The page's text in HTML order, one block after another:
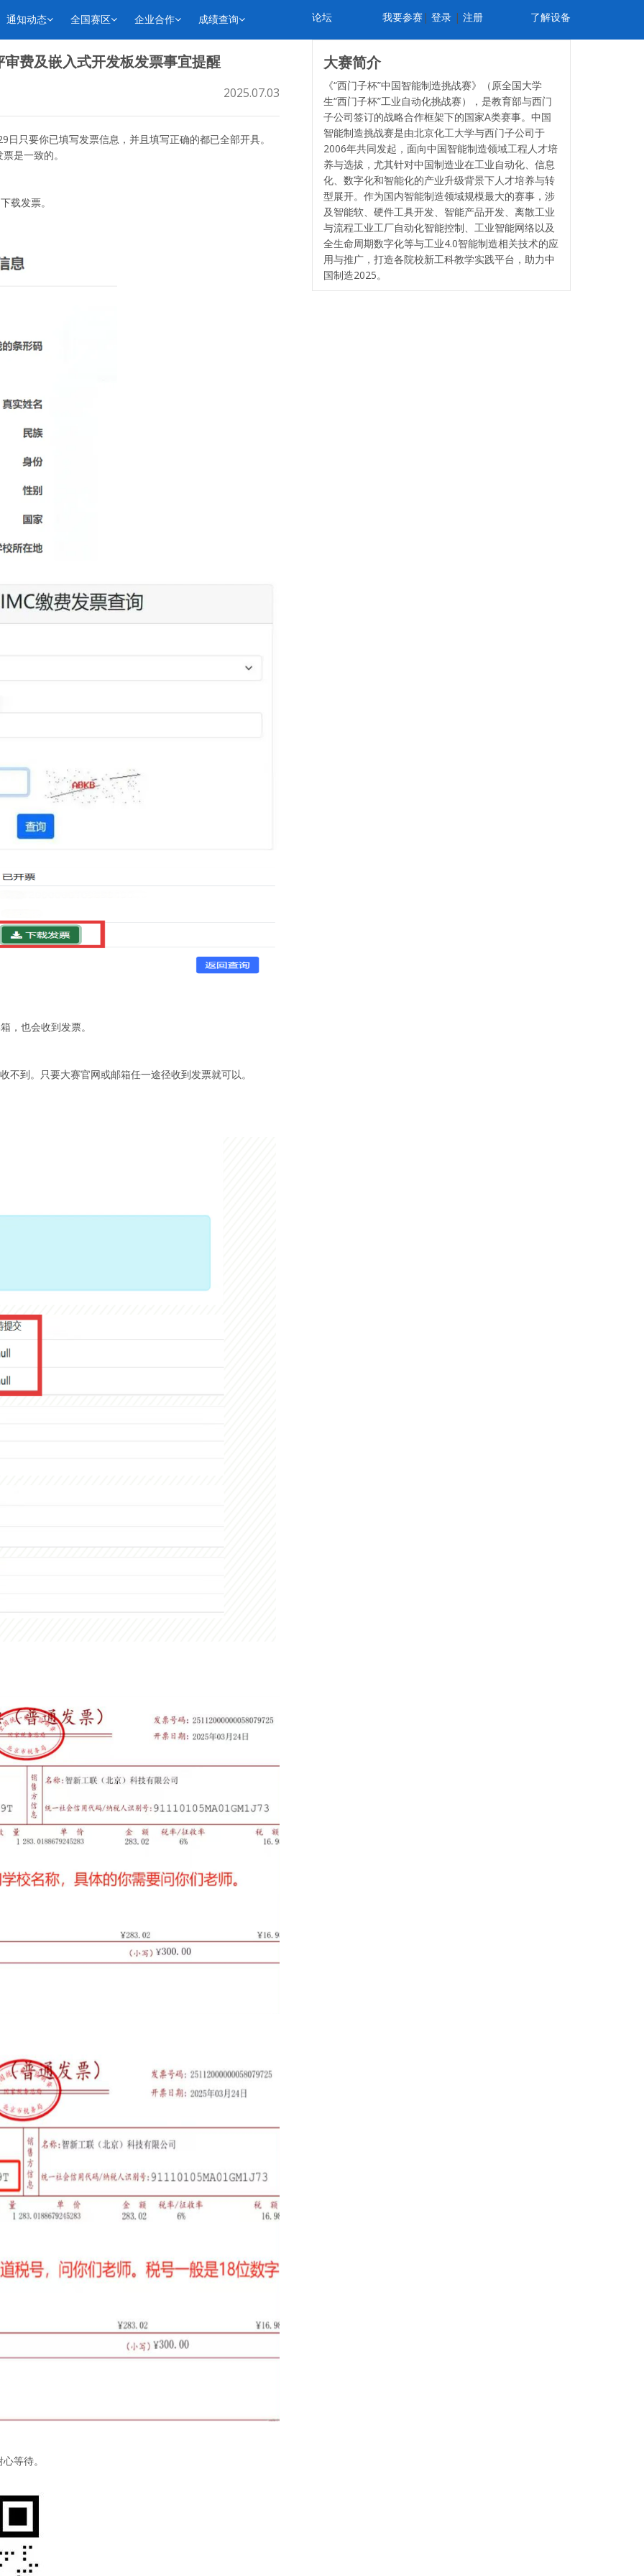
通知动态 全国赛区 企业合作 成绩查询 论坛 我要参赛| 登录| 注册 了解设备
费及嵌入式开发板发票事宜提醒
2025.07.03
只要你已填写发票信息，并且填写正确的都已全部开具。
是一致的。
载发票。
，也会收到发票。
到。只要大赛官网或邮箱任一途径收到发票就可以。
等待。
大赛简介
《“西门子杯”中国智能制造挑战赛》（原全国大学
生“西门子杯”工业自动化挑战赛），是教育部与西门
子公司签订的战略合作框架下的国家A类赛事。中国
智能制造挑战赛是由北京化工大学与西门子公司于
2006年共同发起，面向中国智能制造领域工程人才培
养与选拔，尤其针对中国制造业在工业自动化、信息
化、数字化和智能化的产业升级背景下人才培养与转
型展开。作为国内智能制造领域规模最大的赛事，涉
及智能软、硬件工具开发、智能产品开发、离散工业
与流程工业工厂自动化智能控制、工业智能网络以及
全生命周期数字化等与工业4.0智能制造相关技术的应
用与推广，打造各院校新工科教学实践平台，助力中
国制造2025。